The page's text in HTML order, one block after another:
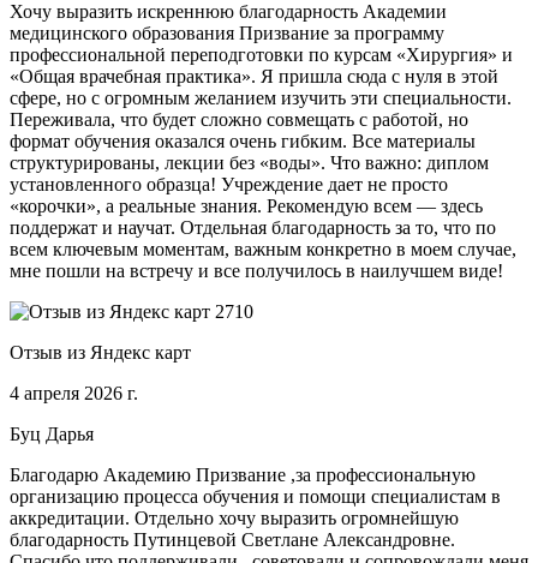
Хочу выразить искреннюю благодарность Академии
медицинского образования Призвание за программу
профессиональной переподготовки по курсам «Хирургия» и
«Общая врачебная практика». Я пришла сюда с нуля в этой
сфере, но с огромным желанием изучить эти специальности.
Переживала, что будет сложно совмещать с работой, но
формат обучения оказался очень гибким. Все материалы
структурированы, лекции без «воды». Что важно: диплом
установленного образца! Учреждение дает не просто
«корочки», а реальные знания. Рекомендую всем — здесь
поддержат и научат. Отдельная благодарность за то, что по
всем ключевым моментам, важным конкретно в моем случае,
мне пошли на встречу и все получилось в наилучшем виде!
Отзыв из Яндекс карт
4 апреля 2026 г.
Буц Дарья
Благодарю Академию Призвание ,за профессиональную
организацию процесса обучения и помощи специалистам в
аккредитации. Отдельно хочу выразить огромнейшую
благодарность Путинцевой Светлане Александровне.